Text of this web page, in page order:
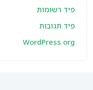
פיד רשומות
פיד תגובות
WordPress.org